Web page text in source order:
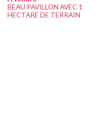
BEAU PAVILLON AVEC 1
HECTARE DE TERRAIN